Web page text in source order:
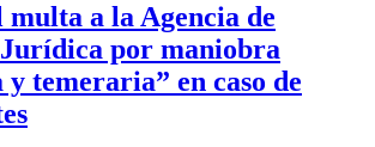
a la Agencia de
Jurídica por maniobra
y temeraria” en caso de